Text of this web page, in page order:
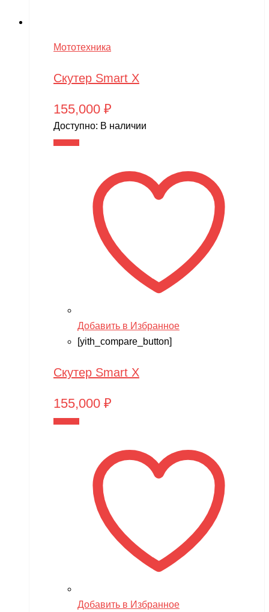
Мототехника
Скутер Smart X
155,000 ₽
Доступно: В наличии
Добавить в Избранное
[yith_compare_button]
Скутер Smart X
155,000 ₽
Добавить в Избранное